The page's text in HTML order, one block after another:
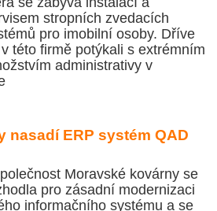
stropních zvedacích
pro imobilní osoby. Dříve
této firmě potýkali s extrémním
administrativy v
nasadí ERP systém QAD
Moravské kovárny se
pro zásadní modernizaci
informačního systému a se